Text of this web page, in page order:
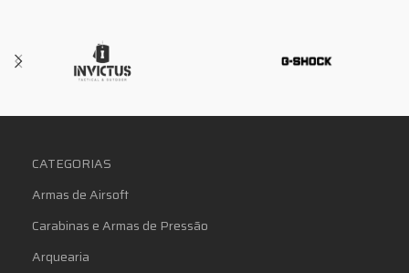
CATEGORIAS
Armas de Airsoft
Carabinas e Armas de Pressão
Arquearia